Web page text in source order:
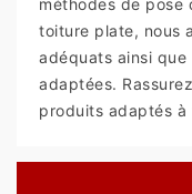
méthodes de pose
toiture plate, nous
adéquats ainsi que
adaptées.
produits adaptés